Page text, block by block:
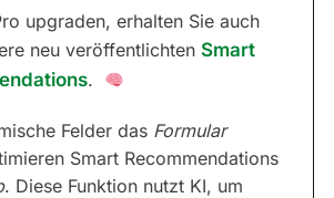
upgraden, erhalten Sie auch
neu veröffentlichten Smart
.
Felder das Formular
Smart Recommendations
. Diese Funktion nutzt KI, um